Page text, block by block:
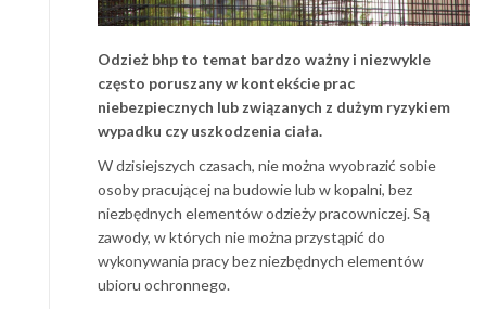
Odzież bhp to temat bardzo ważny i niezwykle
często poruszany w kontekście prac
niebezpiecznych lub związanych z dużym ryzykiem
wypadku czy uszkodzenia ciała.
W dzisiejszych czasach, nie można wyobrazić sobie
osoby pracującej na budowie lub w kopalni, bez
niezbędnych elementów odzieży pracowniczej. Są
zawody, w których nie można przystąpić do
wykonywania pracy bez niezbędnych elementów
ubioru ochronnego.